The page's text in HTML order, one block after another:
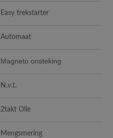
Easy trekstarter
Automaat
Magneto onsteking
N.v.t.
2takt Olie
Mengsmering